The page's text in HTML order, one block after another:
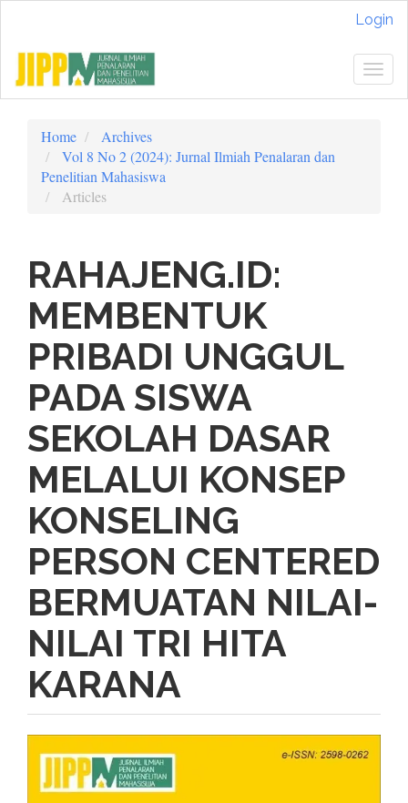
content
Navigation
Main
Content
Sidebar
Login
Home
Archives
Vol 8 No 2 (2024): Jurnal Ilmiah Penalaran dan
Penelitian Mahasiswa
Articles
RAHAJENG.ID:
MEMBENTUK
PRIBADI UNGGUL
PADA SISWA
SEKOLAH DASAR
MELALUI KONSEP
KONSELING
PERSON CENTERED
BERMUATAN NILAI-
NILAI TRI HITA
KARANA
Article
Sidebar